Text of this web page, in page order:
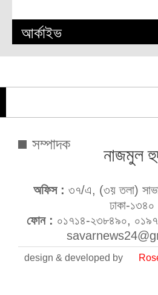
আর্কাইভ
সম্পাদক
নাজমুল
অফিস : ৩৭/এ, (৩য় তলা)
ঢাকা-
ফোন : ০১৭১৪-২৩৮৪৯০,
design & developed by